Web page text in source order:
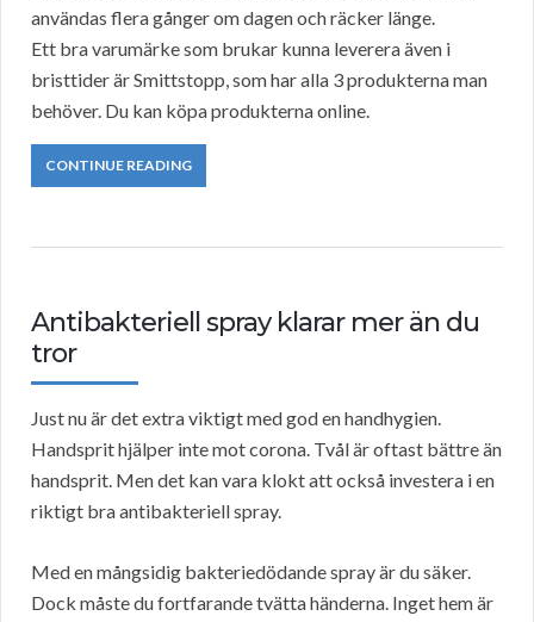
användas flera gånger om dagen och räcker länge.
Ett bra varumärke som brukar kunna leverera även i
bristtider är Smittstopp, som har alla 3 produkterna man
behöver. Du kan köpa produkterna online.
CONTINUE READING
Antibakteriell spray klarar mer än du
tror
Just nu är det extra viktigt med god en handhygien.
Handsprit hjälper inte mot corona. Tvål är oftast bättre än
handsprit. Men det kan vara klokt att också investera i en
riktigt bra antibakteriell spray.
Med en mångsidig bakteriedödande spray är du säker.
Dock måste du fortfarande tvätta händerna. Inget hem är